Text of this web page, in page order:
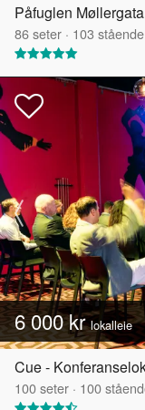
Påfuglen
86seter · 103 stående
6 000 krlokalleie
Cue -
100seter · 100